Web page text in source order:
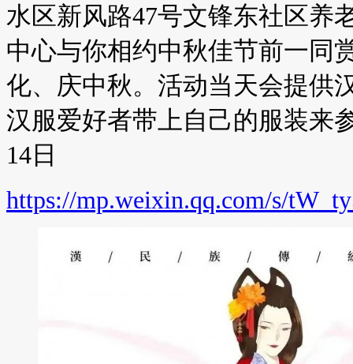
水区新风路47号文锋东社区养
中心与你相约中秋佳节前一同
化、庆中秋。活动当天会提供
汉服爱好者带上自己的服装来
14日
https://mp.weixin.qq.com/s/